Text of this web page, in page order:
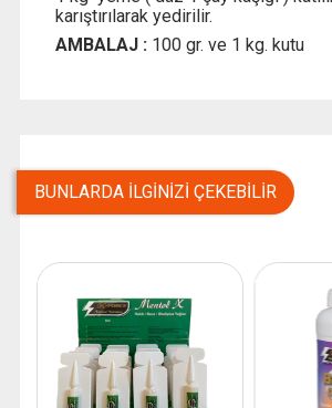
karıştırılarak yedirilir.
AMBALAJ :100 gr. ve 1 kg. kutu
BUNLARDA İLGINIZI ÇEKEBILIR